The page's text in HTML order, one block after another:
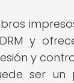
y
y
ser